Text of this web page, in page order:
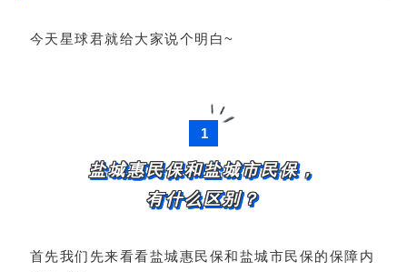
今天星球君就给大家说个明白~
1
盐城惠民保和盐城市民保，
有什么区别？
首先我们先来看看盐城惠民保和盐城市民保的保障内